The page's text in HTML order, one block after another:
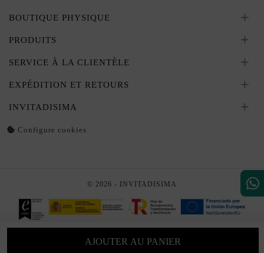
AJOUTER AU PANIER
BOUTIQUE PHYSIQUE
PRODUITS
SERVICE À LA CLIENTÈLE
EXPÉDITION ET RETOURS
INVITADISIMA
Configure cookies
© 2026 - INVITADISIMA